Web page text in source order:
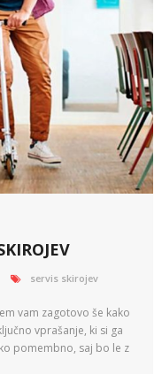
servis skirojev
vam zagotovo še kako
vprašanje, ki si ga
pomembno, saj bo le z